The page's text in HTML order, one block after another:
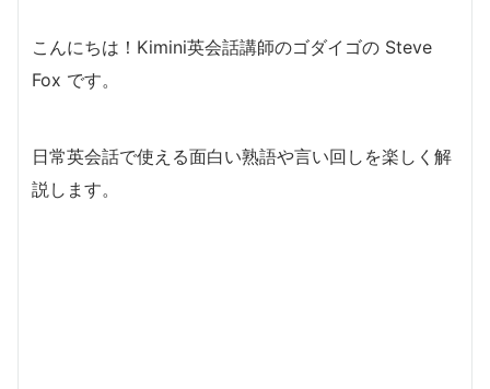
こんにちは！Kimini英会話講師のゴダイゴの Steve
Fox です。
日常英会話で使える面白い熟語や言い回しを楽しく解
説します。